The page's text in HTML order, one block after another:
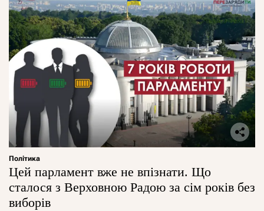
Політика
Цей парламент вже не впізнати. Що
сталося з Верховною Радою за сім років без
виборів